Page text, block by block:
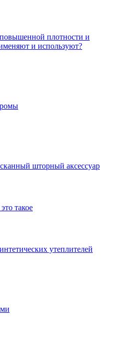
плотности и
и используют?
шторный аксессуар
такое
утеплителей